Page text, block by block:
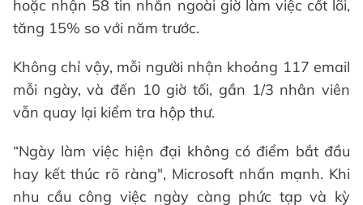
hoặc nhận 58 tin nhắn ngoài giờ làm việc cốt lõi,
tăng 15% so với năm trước.
Không chỉ vậy, mỗi người nhận khoảng 117 email
mỗi ngày, và đến 10 giờ tối, gần 1/3 nhân viên
vẫn quay lại kiểm tra hộp thư.
“Ngày làm việc hiện đại không có điểm bắt đầu
hay kết thúc rõ ràng", Microsoft nhấn mạnh. Khi
nhu cầu công việc ngày càng phức tạp và kỳ